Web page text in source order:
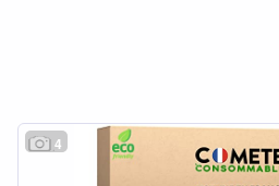
4